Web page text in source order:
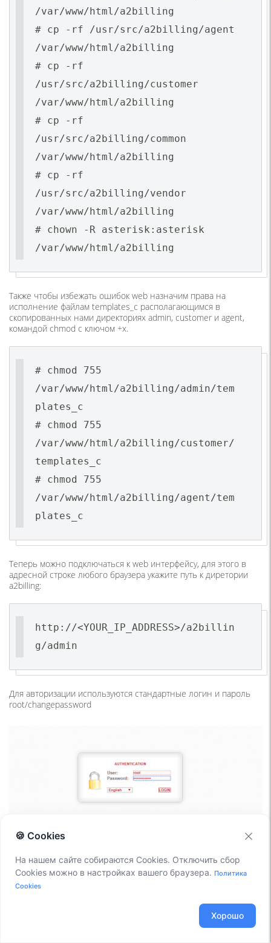
/var/www/html/a2billing
# cp -rf /usr/src/a2billing/agent
/var/www/html/a2billing
# cp -rf
/usr/src/a2billing/customer
/var/www/html/a2billing
# cp -rf
/usr/src/a2billing/common
/var/www/html/a2billing
# cp -rf
/usr/src/a2billing/vendor
/var/www/html/a2billing
# chown -R asterisk:asterisk
/var/www/html/a2billing
Также чтобы избежать ошибок web назначим права на
исполнение файлам templates_c располагающимся в
скопированных нами директориях admin, customer и agent,
командой chmod с ключом +x.
# chmod 755
/var/www/html/a2billing/admin/tem
plates_c
# chmod 755
/var/www/html/a2billing/customer/
templates_c
# chmod 755
/var/www/html/a2billing/agent/tem
plates_c
Теперь можно подключаться к web интерфейсу, для этого в
адресной строке любого браузера укажите путь к диретории
a2billing:
http://<YOUR_IP_ADDRESS>/a2billin
g/admin
Для авторизации используются стандартные логин и пароль
root/changepassword
Web admin A2billing
Преобразование диалплана
Для того, чтобы биллинг корректно работал и собирал
🍪 Cookies
На нашем сайте собираются Cookies. Отключить сбор
Cookies можно в настройках вашего браузера. Политика
Cookies
Хорошо